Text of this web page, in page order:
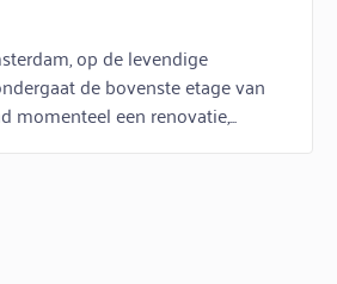
op de levendige
de bovenste etage van
momenteel een renovatie,...